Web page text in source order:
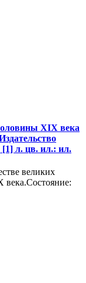
XIX века
[1] л. цв. ил.: ил.
великих
века.Состояние: